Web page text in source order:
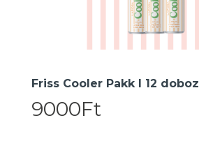
Friss Cooler Pakk I 12 doboz
9000Ft